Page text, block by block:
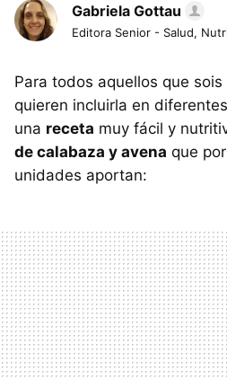
Gabriela Gottau
Editora Senior - Salud,
Para todos aquellos que
quieren incluirla en
una receta muy fácil y
de calabaza y avena que
unidades aportan: